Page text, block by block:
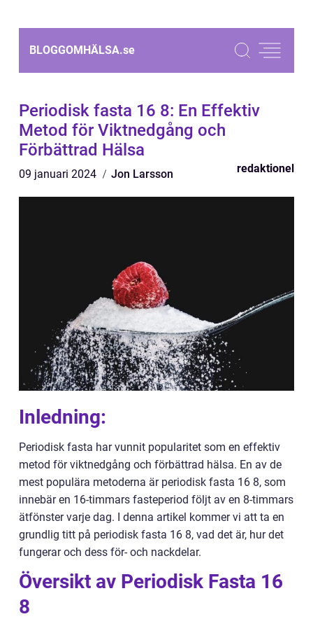
BLOGGOMHÄLSA.se
Periodisk fasta 16 8: En Effektiv
Metod för Viktnedgång och
Förbättrad Hälsa
09 januari 2024 Jon Larsson redaktionel
Inledning:
Periodisk fasta har vunnit popularitet som en effektiv
metod för viktnedgång och förbättrad hälsa. En av de
mest populära metoderna är periodisk fasta 16 8, som
innebär en 16-timmars fasteperiod följt av en 8-timmars
ätfönster varje dag. I denna artikel kommer vi att ta en
grundlig titt på periodisk fasta 16 8, vad det är, hur det
fungerar och dess för- och nackdelar.
Översikt av Periodisk Fasta 16
8